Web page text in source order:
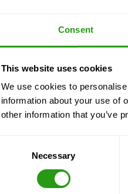
Consent
This website uses cookies
We use cookies to
information about your use of
other information that you’ve
Necessary
United-07-15-24-JL.pdf